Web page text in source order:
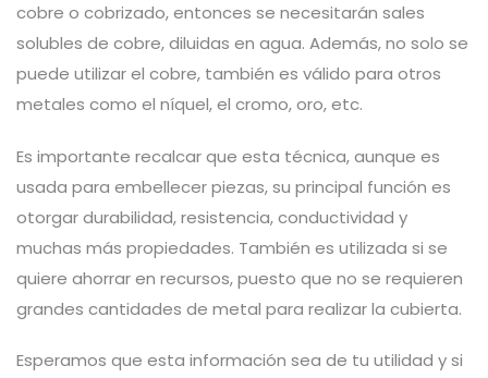
cobre o cobrizado, entonces se necesitarán sales
solubles de cobre, diluidas en agua. Además, no solo se
puede utilizar el cobre, también es válido para otros
metales como el níquel, el cromo, oro, etc.
Es importante recalcar que esta técnica, aunque es
usada para embellecer piezas, su principal función es
otorgar durabilidad, resistencia, conductividad y
muchas más propiedades. También es utilizada si se
quiere ahorrar en recursos, puesto que no se requieren
grandes cantidades de metal para realizar la cubierta.
Esperamos que esta información sea de tu utilidad y si